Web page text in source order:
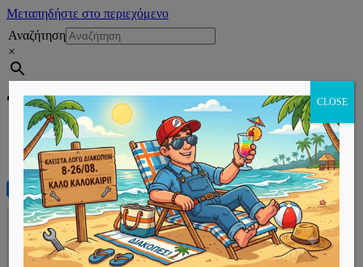
Μεταπηδήστε στο περιεχόμενο
Αναζήτηση
×
Εγγραφή
Αρχική
E-shop
CLOSE